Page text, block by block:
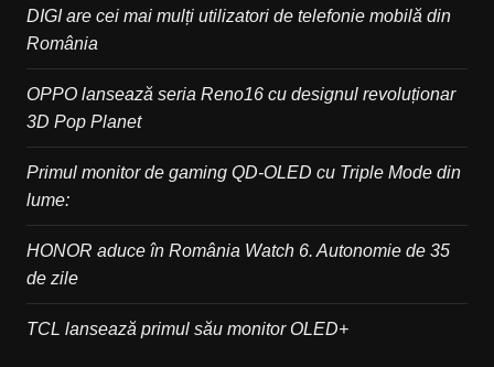
DIGI are cei mai mulți utilizatori de telefonie mobilă din
România
OPPO lansează seria Reno16 cu designul revoluționar
3D Pop Planet
Primul monitor de gaming QD-OLED cu Triple Mode din
lume:
HONOR aduce în România Watch 6. Autonomie de 35
de zile
TCL lansează primul său monitor OLED+